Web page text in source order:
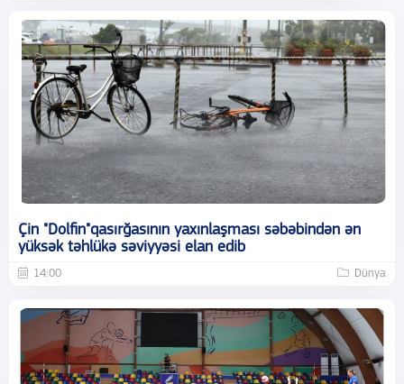
Çin "Dolfin"qasırğasının yaxınlaşması səbəbindən ən
yüksək təhlükə səviyyəsi elan edib
14:00 Dünya